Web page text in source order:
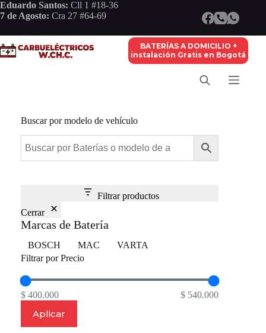
Saltar
al
Eduardo Santos: Cll 1 #18-36
7 de Agosto: Cra 27 #64-69
BATERÍAS A DOMICILIO +
instalación Gratis en Bogotá
Buscar por modelo de vehículo
Filtrar productos
Cerrar
Marcas de Batería
Marca
BOSCH MAC
VARTA
Filtrar por Precio
$ 400.000 $ 540.000
Aplicar